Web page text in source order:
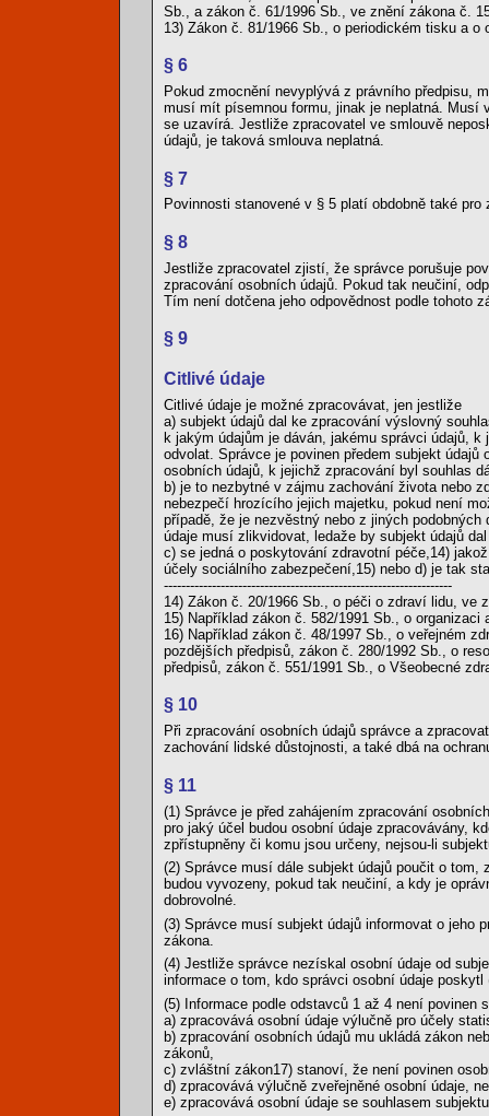
Sb., a zákon č. 61/1996 Sb., ve znění zákona č.
13) Zákon č. 81/1966 Sb., o periodickém tisku a
§ 6
Pokud zmocnění nevyplývá z právního předpisu,
musí mít písemnou formu, jinak je neplatná. Musí
se uzavírá. Jestliže zpracovatel ve smlouvě
údajů, je taková smlouva neplatná.
§ 7
Povinnosti stanovené v § 5 platí obdobně také pro
§ 8
Jestliže zpracovatel zjistí, že správce porušuje
zpracování osobních údajů. Pokud tak neučiní,
Tím není dotčena jeho odpovědnost podle tohoto
§ 9
Citlivé údaje
Citlivé údaje je možné zpracovávat, jen jestliže
a) subjekt údajů dal ke zpracování výslovný
k jakým údajům je dáván, jakému správci údajů,
odvolat. Správce je povinen předem subjekt
osobních údajů, k jejichž zpracování byl souhlas
b) je to nezbytné v zájmu zachování života nebo
nebezpečí hrozícího jejich majetku, pokud není
případě, že je nezvěstný nebo z jiných
údaje musí zlikvidovat, ledaže by subjekt údajů
c) se jedná o poskytování zdravotní péče,14)
účely sociálního zabezpečení,15) nebo d) je tak
------------------------------------------------------------------
14) Zákon č. 20/1966 Sb., o péči o zdraví lidu, ve
15) Například zákon č. 582/1991 Sb., o
16) Například zákon č. 48/1997 Sb., o veřejném
pozdějších předpisů, zákon č. 280/1992 Sb., o
předpisů, zákon č. 551/1991 Sb., o Všeobecné
§ 10
Při zpracování osobních údajů správce a
zachování lidské důstojnosti, a také dbá na
§ 11
(1) Správce je před zahájením zpracování
pro jaký účel budou osobní údaje zpracovávány,
zpřístupněny či komu jsou určeny, nejsou-li
(2) Správce musí dále subjekt údajů poučit o tom,
budou vyvozeny, pokud tak neučiní, a kdy je
dobrovolné.
(3) Správce musí subjekt údajů informovat o jeho
zákona.
(4) Jestliže správce nezískal osobní údaje od
informace o tom, kdo správci osobní údaje poskytl
(5) Informace podle odstavců 1 až 4 není povinen
a) zpracovává osobní údaje výlučně pro účely
b) zpracování osobních údajů mu ukládá zákon
zákonů,
c) zvláštní zákon17) stanoví, že není povinen
d) zpracovává výlučně zveřejněné osobní údaje,
e) zpracovává osobní údaje se souhlasem